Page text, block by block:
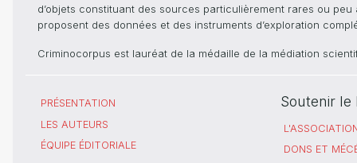
d’objets constituant des sources particulièrement rares ou
proposent des données et des instruments d’exploration
Criminocorpus est lauréat de la médaille de la médiation
PRÉSENTATION
LES AUTEURS
ÉQUIPE ÉDITORIALE
Soutenir le
DONS ET